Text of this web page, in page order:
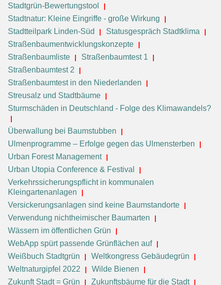
Stadtgrün-Bewertungstool
Stadtnatur: Kleine Eingriffe - große Wirkung
Stadtteilpark Linden-Süd
Statusgespräch Stadtklima
Straßenbaumentwicklungskonzepte
Straßenbaumliste
Straßenbaumtest 1
Straßenbaumtest 2
Straßenbaumtest in den Niederlanden
Streusalz und Stadtbäume
Sturmschäden in Deutschland - Folge des Klimawandels?
Überwallung bei Baumstubben
Ulmenprogramme – Erfolge gegen das Ulmensterben
Urban Forest Management
Urban Utopia Conference & Festival
Verkehrssicherungspflicht in kommunalen
Kleingartenanlagen
Versickerungsanlagen sind keine Baumstandorte
Verwendung nichtheimischer Baumarten
Wässern im öffentlichen Grün
WebApp spürt passende Grünflächen auf
Weißbuch Stadtgrün
Weltkongress Gebäudegrün
Weltnaturgipfel 2022
Wilde Bienen
Zukunft Stadt = Grün
Zukunftsbäume für die Stadt